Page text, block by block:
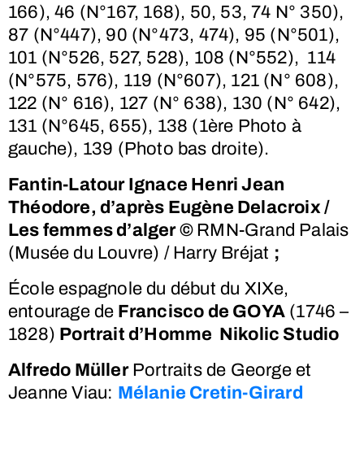
166), 46 (N°167, 168), 50, 53, 74 N° 350),
87 (N°447), 90 (N°473, 474), 95 (N°501),
101 (N°526, 527, 528), 108 (N°552), 114
(N°575, 576), 119 (N°607), 121 (N° 608),
122 (N° 616), 127 (N° 638), 130 (N° 642),
131 (N°645, 655), 138 (1ère Photo à
gauche), 139 (Photo bas droite).
Fantin-Latour Ignace Henri Jean
Théodore, d’après Eugène Delacroix /
Les femmes d’alger © RMN-Grand Palais
(Musée du Louvre) / Harry Bréjat ;
École espagnole du début du XIXe,
entourage de Francisco de GOYA (1746 –
1828) Portrait d’Homme Nikolic Studio
Alfredo MüllerPortraits de George et
Jeanne Viau: Mélanie Cretin-Girard